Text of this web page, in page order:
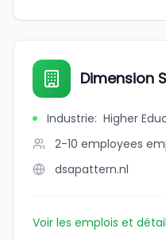
Dimension
Industrie: Higher
2-10 employees
dsapattern.nl
Voir les emplois et